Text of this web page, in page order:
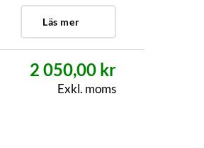
Läs mer
2 050,00 kr
Exkl. moms